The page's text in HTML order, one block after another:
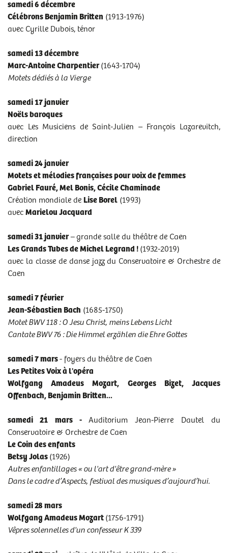
PROGRAMME DE L'AUDITION DU 2O SEPTEMBRE 2025
PROGRAMME DE L'AUDITION DU 4 OCTOBRE 2025
PROGRAMME DE L'AUDITION DU 15 NOVEMBRE 2025
PROGRAMME DE L'AUDITION DU 22 NOVEMBRE 2025
PROGRAMME DE L'AUDITION DU 29 NOVEMBRE 2025
PROGRAMME DE L'AUDITION DU 6 DÉCEMBRE 2025
PROGRAMME DE L'AUDITION DU 13 DÉCEMBRE 2025
PROGRAMME DE L'AUDITION DU 24 JANVIER 2026
PROGRAMME DE L'AUDITION DU 31 JANVIER 2026
PROGRAMME DE L'AUDITION DU 7 FÉVRIER 2026
PROGRAMME DE L'AUDITION DU 21 MARS 2026
PROGRAMME DE L'AUDITION DU 28 MARS 2026
PROGRAMME DE L'AUDITION DU 30 MAI 2026
PROGRAMME DE L'AUDITION DU 13 JUIN 2026
PROGRAMME DE L'AUDITION DU 20 JUIN 2026
samedi 6 décembre
Célébrons Benjamin Britten (1913-1976)
avec Cyrille Dubois, ténor
samedi 13 décembre
Marc-Antoine Charpentier(1643-1704)
Motets dédiés à la Vierge
samedi 17 janvier
Noëls baroques
avec Les Musiciens de Saint-Julien – François Lazarevitch,
direction
samedi 24 janvier
Motets et mélodies françaises pour voix de femmes
Gabriel Fauré, Mel Bonis, Cécile Chaminade
Création mondiale de Lise Borel (1993)
avec Marielou Jacquard
samedi 31 janvier–grande salle du théâtre de Caen
Les Grands Tubes de Michel Legrand ! (1932-2019)
avec la classe de danse jazz du Conservatoire & Orchestre de
Caen
samedi 7 février
Jean-Sébastien Bach (1685-1750)
Motet BWV 118 : O Jesu Christ, meins Lebens Licht
Cantate BWV 76 : Die Himmel erzählen die Ehre Gottes
samedi 7 mars- foyers du théâtre de Caen
Les Petites Voix à l'opéra
Wolfgang Amadeus Mozart, Georges Bizet, Jacques
Offenbach, Benjamin Britten...
samedi 21 mars -Auditorium Jean-Pierre Dautel du
Conservatoire & Orchestre de Caen
Le Coin des enfants
Betsy Jolas (1926)
Autres enfantillages « ou l'art d'être grand-mère »
Dans le cadre d’Aspects, festival des musiques d’aujourd’hui.
samedi 28 mars
Wolfgang Amadeus Mozart (1756-1791)
Vêpres solennelles d'un confesseur K 339